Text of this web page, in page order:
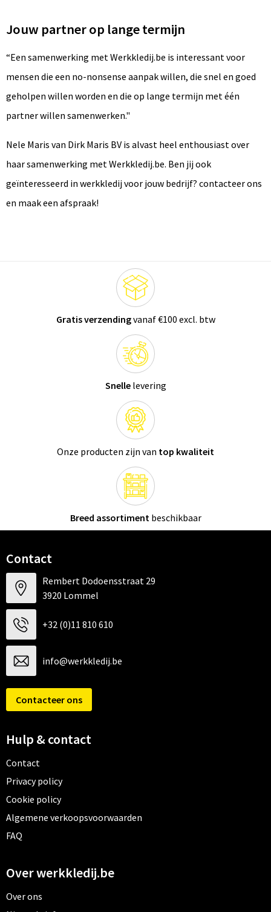
Jouw partner op lange termijn
“Een samenwerking met Werkkledij.be is interessant voor
mensen die een no-nonsense aanpak willen, die snel en goed
geholpen willen worden en die op lange termijn met één
partner willen samenwerken."
Nele Maris van Dirk Maris BV is alvast heel enthousiast over
haar samenwerking met Werkkledij.be. Ben jij ook
geïnteresseerd in werkkledij voor jouw bedrijf? contacteer ons
en maak een afspraak!
Gratis verzendingvanaf €100 excl. btw
Snellelevering
Onze producten zijn van top kwaliteit
Breed assortimentbeschikbaar
Contact
Rembert Dodoensstraat 29
3920 Lommel
+32 (0)11 810 610
info@werkkledij.be
Contacteer ons
Hulp & contact
Contact
Privacy policy
Cookie policy
Algemene verkoopsvoorwaarden
FAQ
Over werkkledij.be
Over ons